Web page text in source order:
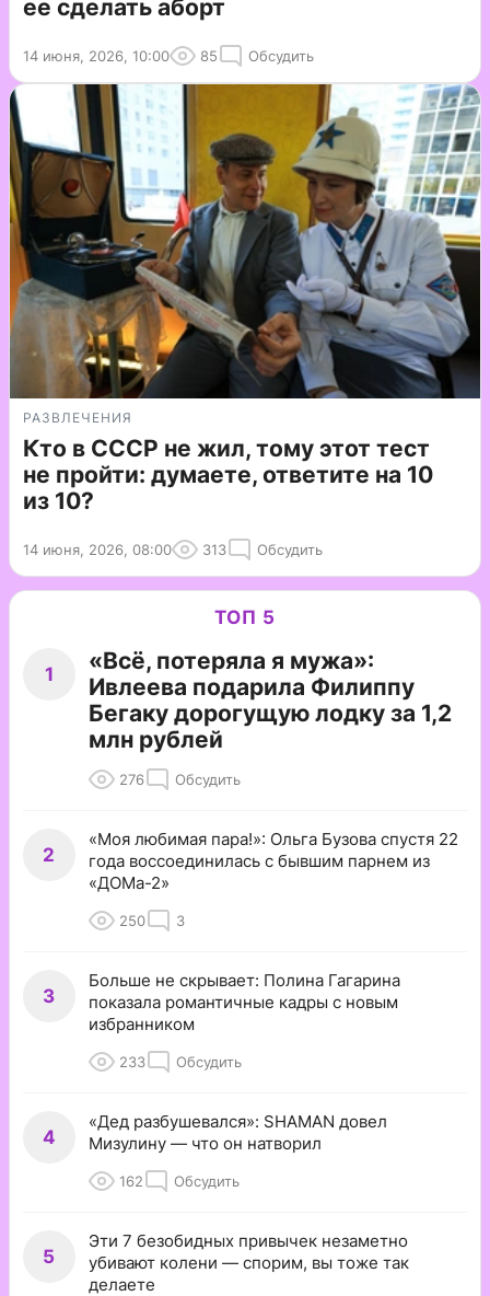
ее сделать аборт
14 июня, 2026, 10:00 85 Обсудить
РАЗВЛЕЧЕНИЯ
Кто в СССР не жил, тому этот тест
не пройти: думаете, ответите на 10
из 10?
14 июня, 2026, 08:00 313 Обсудить
ТОП 5
1
«Всё, потеряла я мужа»:
Ивлеева подарила Филиппу
Бегаку дорогущую лодку за 1,2
млн рублей
276 Обсудить
2
«Моя любимая пара!»: Ольга Бузова спустя 22
года воссоединилась с бывшим парнем из
«ДОМа-2»
250 3
3
Больше не скрывает: Полина Гагарина
показала романтичные кадры с новым
избранником
233 Обсудить
4
«Дед разбушевался»: SHAMAN довел
Мизулину — что он натворил
162 Обсудить
5
Эти 7 безобидных привычек незаметно
убивают колени — спорим, вы тоже так
делаете